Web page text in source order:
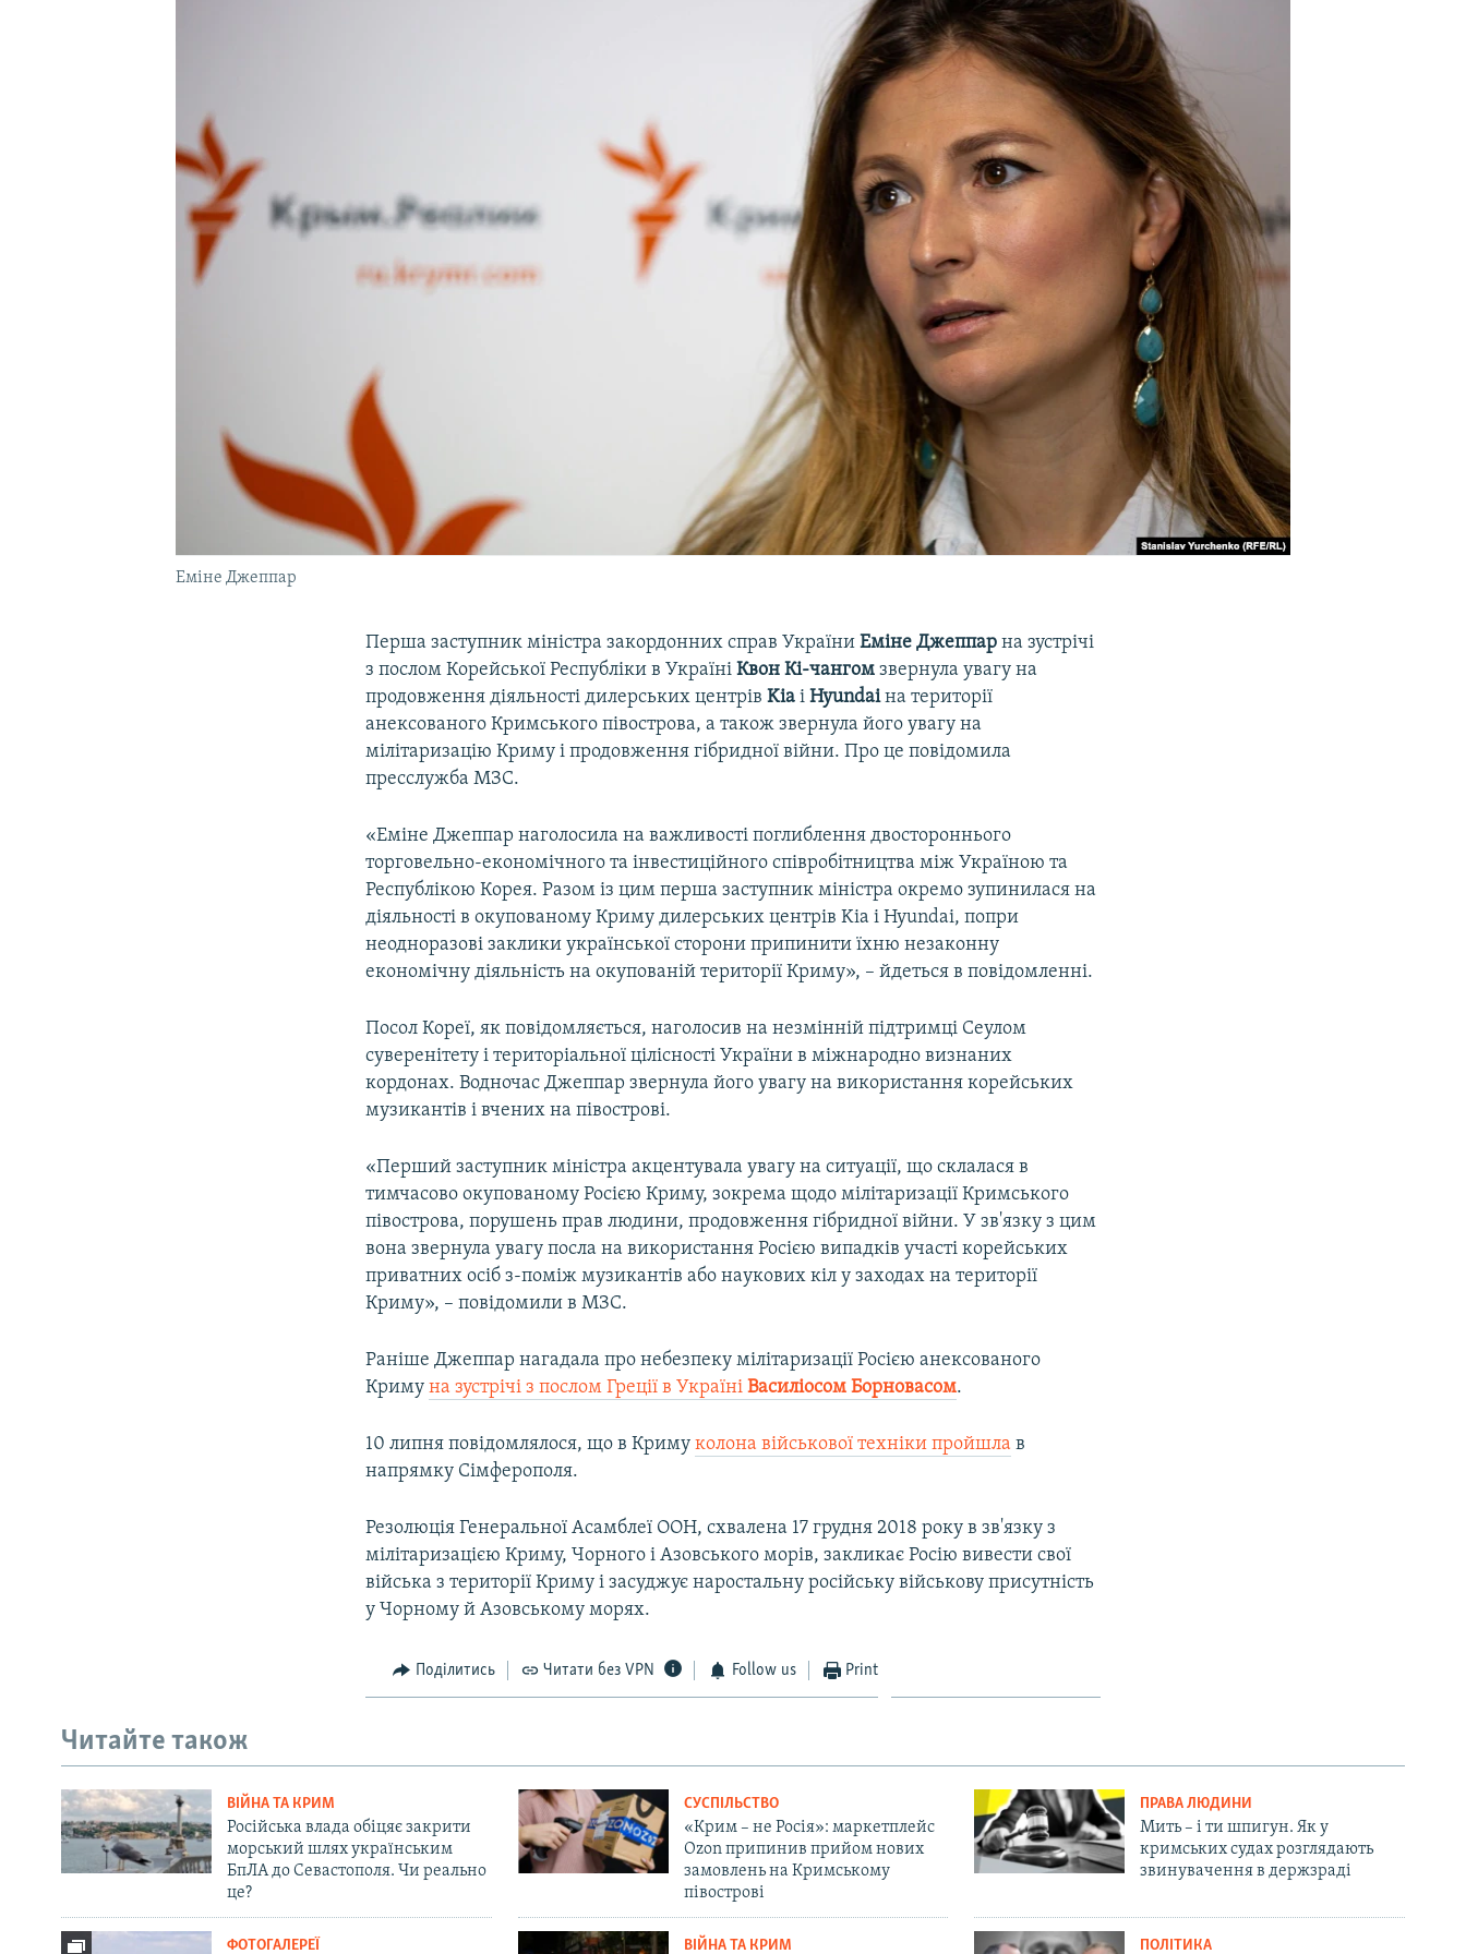
Еміне Джеппар
Перша заступник міністра закордонних справ УкраїниЕміне Джеппар на зустрічі
з послом Корейської Республіки в УкраїніКвон Кі-чангом звернула увагу на
продовження діяльності дилерських центрівKia іHyundaiна території
анексованого Кримського півострова, а також звернула його увагу на
мілітаризацію Криму і продовження гібридної війни. Про це повідомила
пресслужба МЗС.
«Еміне Джеппар наголосила на важливості поглиблення двостороннього
торговельно-економічного та інвестиційного співробітництва між Україною та
Республікою Корея. Разом із цим перша заступник міністра окремо зупинилася на
діяльності в окупованому Криму дилерських центрів Kia і Hyundai, попри
неодноразові заклики української сторони припинити їхню незаконну
економічну діяльність на окупованій території Криму», – йдеться в повідомленні.
Посол Кореї, як повідомляється, наголосив на незмінній підтримці Сеулом
суверенітету і територіальної цілісності України в міжнародно визнаних
кордонах. Водночас Джеппар звернула його увагу на використання корейських
музикантів і вчених на півострові.
«Перший заступник міністра акцентувала увагу на ситуації, що склалася в
тимчасово окупованому Росією Криму, зокрема щодо мілітаризації Кримського
півострова, порушень прав людини, продовження гібридної війни. У зв'язку з цим
вона звернула увагу посла на використання Росією випадків участі корейських
приватних осіб з-поміж музикантів або наукових кіл у заходах на території
Криму», – повідомили в МЗС.
Раніше Джеппар нагадала про небезпеку мілітаризації Росією анексованого
Кримуна зустрічі з послом Греції в УкраїніВасиліосом Борновасом.
10 липня повідомлялося, що в Кримуколона військової техніки пройшла в
напрямку Сімферополя.
Резолюція Генеральної Асамблеї ООН, схвалена 17 грудня 2018 року в зв'язку з
мілітаризацією Криму, Чорного і Азовського морів, закликає Росію вивести свої
війська з території Криму і засуджує наростальну російську військову присутність
у Чорному й Азовському морях.
Поділитись Читати без VPN Follow us Print
Читайте також
ВІЙНА ТА КРИМ
Російська влада обіцяє закрити
морський шлях українським
БпЛА до Севастополя. Чи реально
це?
СУСПІЛЬСТВО
«Крим – не Росія»: маркетплейс
Ozon припинив прийом нових
замовлень на Кримському
півострові
ПРАВА ЛЮДИНИ
Мить – і ти шпигун. Як у
кримських судах розглядають
звинувачення в держзраді
ФОТОГАЛЕРЕЇ ВІЙНА ТА КРИМ ПОЛІТИКА